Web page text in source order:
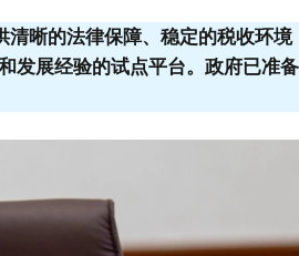
晰的法律保障、稳定的税收环境
发展经验的试点平台。政府已准备